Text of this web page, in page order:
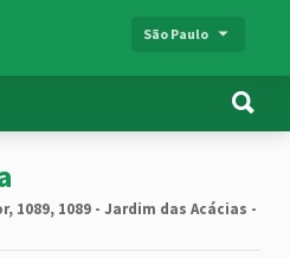
São Paulo
1089, 1089 - Jardim das Acácias -